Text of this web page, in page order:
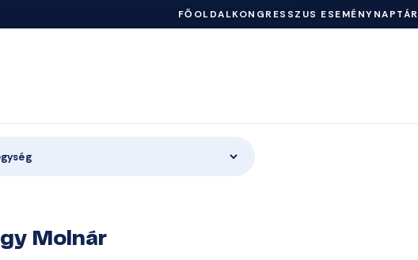
FŐOLDALKONGRESSZUS ESEMÉNYNAPTÁR
Molnár